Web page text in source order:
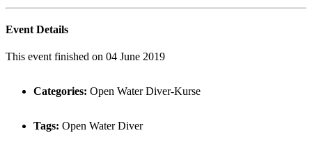
Event Details
This event finished on 04 June 2019
Categories: Open Water Diver-Kurse
Tags: Open Water Diver